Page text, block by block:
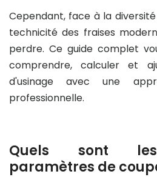
Cependant, face à la
technicité des fraises
perdre. Ce guide complet
comprendre, calculer et
d'usinage avec une
professionnelle.
Quels sont
paramètres de